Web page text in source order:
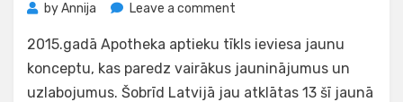
byAnnija Leave a comment
atklāta
trešā
jaunā
2015.gadā Apotheka aptieku tīkls ieviesa jaunu
konceptu, kas paredz vairākus jauninājumus un
uzlabojumus. Šobrīd Latvijā jau atklātas 13 šī jaunā